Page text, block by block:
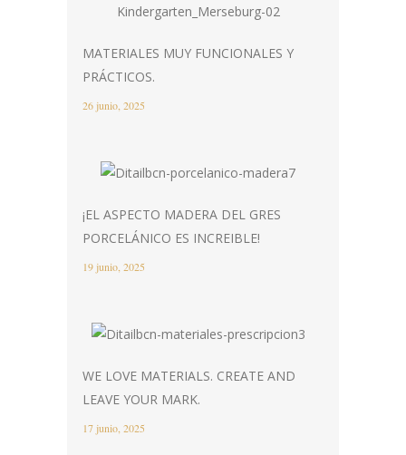
MATERIALES MUY FUNCIONALES Y
PRÁCTICOS.
26 junio, 2025
¡EL ASPECTO MADERA DEL GRES
PORCELÁNICO ES INCREIBLE!
19 junio, 2025
WE LOVE MATERIALS. CREATE AND
LEAVE YOUR MARK.
17 junio, 2025